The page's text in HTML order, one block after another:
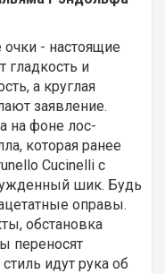
- настоящие
и
а круглая
заявление.
на фоне лос-
которая ранее
Cucinelli с
шик. Будь
оправы.
обстановка
переносят
идут рука об